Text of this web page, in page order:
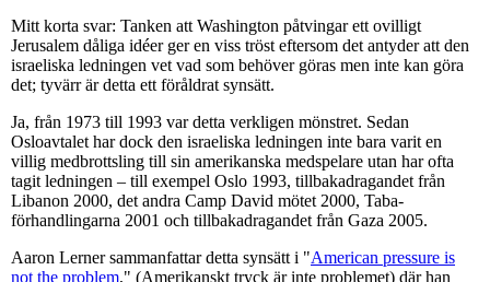
Mitt korta svar: Tanken att Washington påtvingar ett ovilligt
Jerusalem dåliga idéer ger en viss tröst eftersom det antyder att den
israeliska ledningen vet vad som behöver göras men inte kan göra
det; tyvärr är detta ett föråldrat synsätt.
Ja, från 1973 till 1993 var detta verkligen mönstret. Sedan
Osloavtalet har dock den israeliska ledningen inte bara varit en
villig medbrottsling till sin amerikanska medspelare utan har ofta
tagit ledningen – till exempel Oslo 1993, tillbakadragandet från
Libanon 2000, det andra Camp David mötet 2000, Taba-
förhandlingarna 2001 och tillbakadragandet från Gaza 2005.
Aaron Lerner sammanfattar detta synsätt i "American pressure is
not the problem," (Amerikanskt tryck är inte problemet) där han